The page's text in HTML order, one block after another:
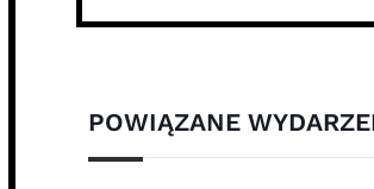
POWIĄZANE